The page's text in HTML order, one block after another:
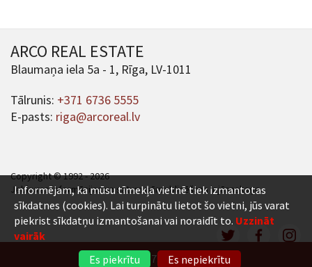
+371 6736 5555
ARCO REAL ESTATE
Blaumaņa iela 5a - 1, Rīga, LV-1011
Tālrunis: +371 6736 5555
E-pasts: riga@arcoreal.lv
Copyright © 1992 - 2026
Jebkuras informācijas un satura pārpublicēšana ir jāsaskaņo.
Informējam, ka mūsu tīmekļa vietnē tiek izmantotas
sīkdatnes (cookies). Lai turpinātu lietot šo vietni, jūs varat
piekrist sīkdatņu izmantošanai vai noraidīt to. Uzzināt
vairāk
Es piekrītu
Es nepiekrītu